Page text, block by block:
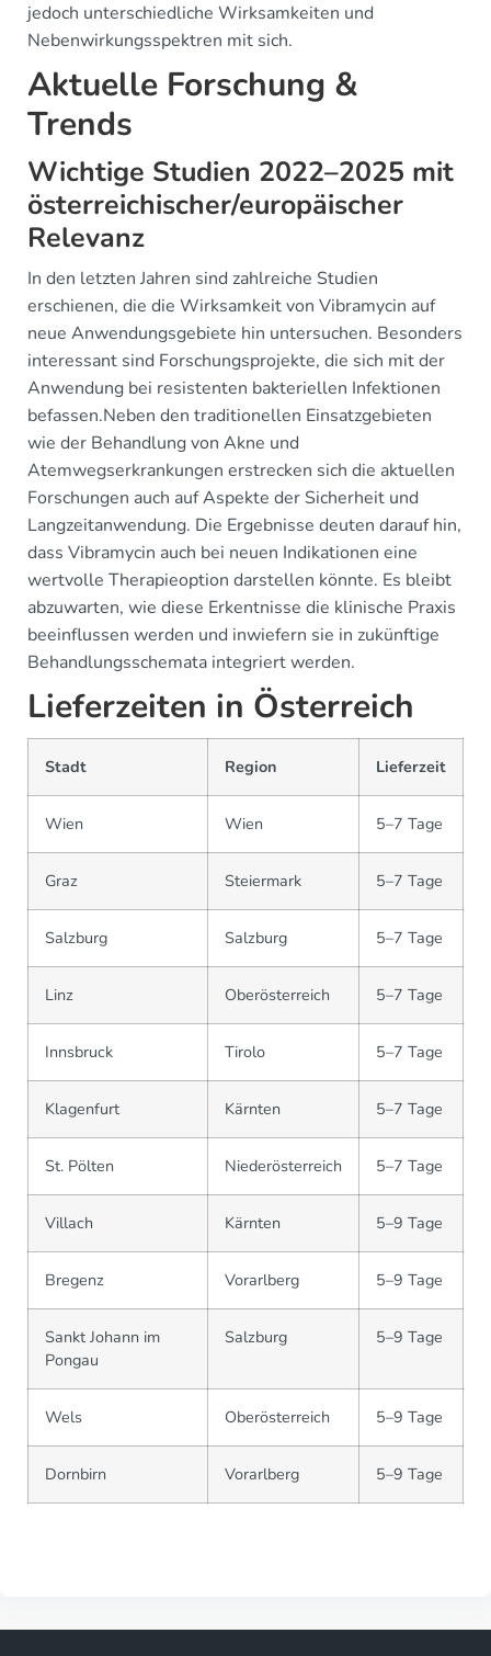
jedoch unterschiedliche Wirksamkeiten und
Nebenwirkungsspektren mit sich.
Aktuelle Forschung &
Trends
Wichtige Studien 2022–2025 mit
österreichischer/europäischer
Relevanz
In den letzten Jahren sind zahlreiche Studien
erschienen, die die Wirksamkeit von Vibramycin auf
neue Anwendungsgebiete hin untersuchen. Besonders
interessant sind Forschungsprojekte, die sich mit der
Anwendung bei resistenten bakteriellen Infektionen
befassen.Neben den traditionellen Einsatzgebieten
wie der Behandlung von Akne und
Atemwegserkrankungen erstrecken sich die aktuellen
Forschungen auch auf Aspekte der Sicherheit und
Langzeitanwendung. Die Ergebnisse deuten darauf hin,
dass Vibramycin auch bei neuen Indikationen eine
wertvolle Therapieoption darstellen könnte. Es bleibt
abzuwarten, wie diese Erkentnisse die klinische Praxis
beeinflussen werden und inwiefern sie in zukünftige
Behandlungsschemata integriert werden.
Lieferzeiten in Österreich
Stadt Region Lieferzeit
Wien Wien 5–7 Tage
Graz Steiermark 5–7 Tage
Salzburg Salzburg 5–7 Tage
Linz Oberösterreich 5–7 Tage
Innsbruck Tirolo 5–7 Tage
Klagenfurt Kärnten 5–7 Tage
St. Pölten Niederösterreich 5–7 Tage
Villach Kärnten 5–9 Tage
Bregenz Vorarlberg 5–9 Tage
Sankt Johann im
Pongau
Salzburg 5–9 Tage
Wels Oberösterreich 5–9 Tage
Dornbirn Vorarlberg 5–9 Tage